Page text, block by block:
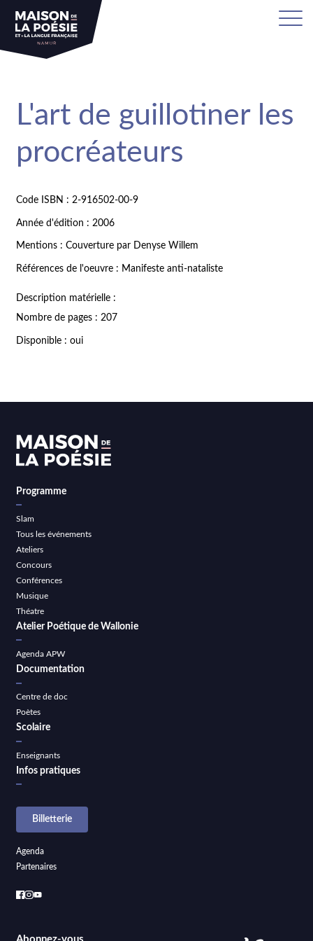
L'art de guillotiner les
procréateurs
Code ISBN : 2-916502-00-9
Année d'édition : 2006
Mentions : Couverture par Denyse Willem
Références de l'oeuvre : Manifeste anti-nataliste
Description matérielle :
Nombre de pages : 207
Disponible : oui
Programme
Slam
Tous les événements
Ateliers
Concours
Conférences
Musique
Théatre
Atelier Poétique de Wallonie
Agenda APW
Documentation
Centre de doc
Poètes
Scolaire
Enseignants
Infos pratiques
Billetterie
Agenda
Partenaires